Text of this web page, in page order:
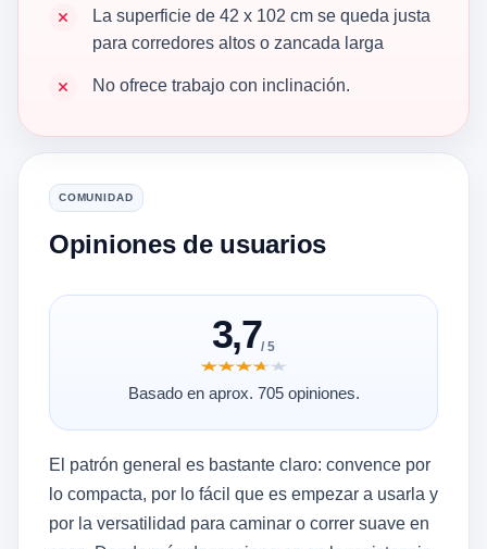
La superficie de 42 x 102 cm se queda justa
para corredores altos o zancada larga
No ofrece trabajo con inclinación.
COMUNIDAD
Opiniones de usuarios
El patrón general es bastante claro: convence por
lo compacta, por lo fácil que es empezar a usarla y
por la versatilidad para caminar o correr suave en
3,7/ 5
★★★★★
★★★★★
Basado en aprox. 705 opiniones.